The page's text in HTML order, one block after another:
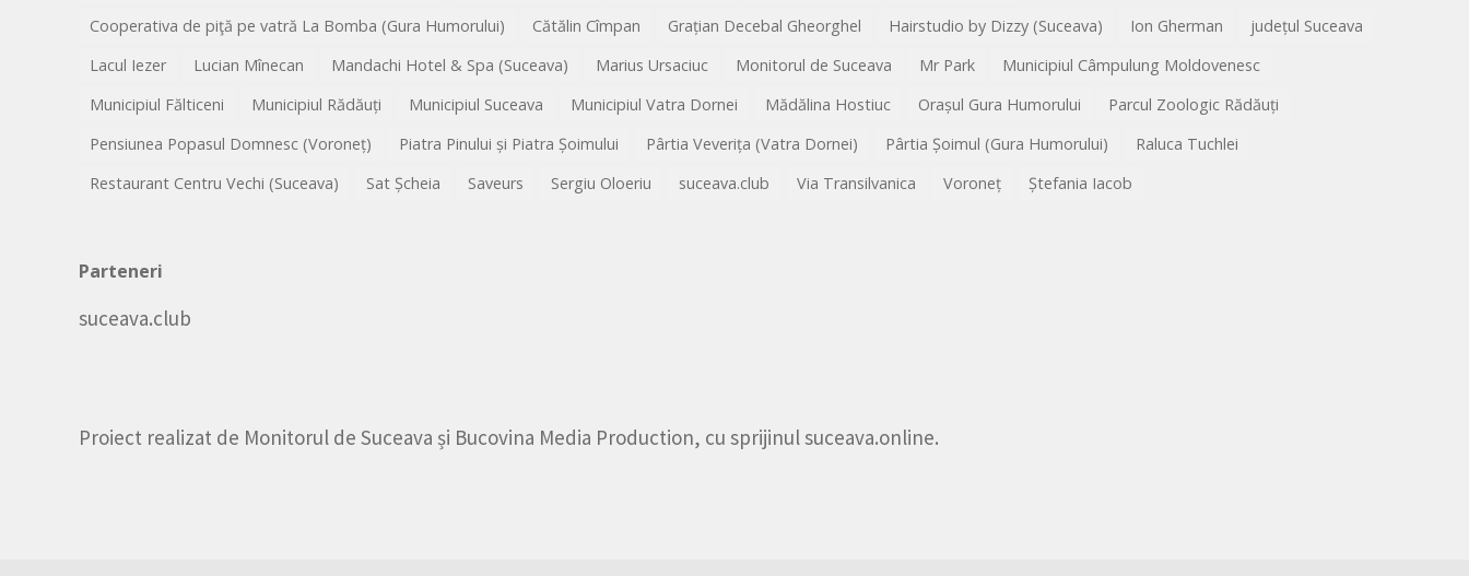
Cooperativa de piţă pe vatră La Bomba (Gura Humorului)
Cătălin Cîmpan Grațian Decebal Gheorghel Hairstudio by Dizzy (Suceava) Ion Gherman
județul Suceava
Lacul Iezer
Lucian Mînecan Mandachi Hotel & Spa (Suceava) Marius Ursaciuc Monitorul de Suceava Mr Park
Municipiul Câmpulung Moldovenesc
Municipiul Fălticeni
Municipiul Rădăuți Municipiul Suceava Municipiul Vatra Dornei Mădălina Hostiuc Orașul Gura Humorului
Parcul Zoologic Rădăuți
Pensiunea Popasul Domnesc (Voroneț)
Piatra Pinului și Piatra Șoimului Pârtia Veverița (Vatra Dornei) Pârtia Șoimul (Gura Humorului)
Raluca Tuchlei
Restaurant Centru Vechi (Suceava)
Sat Șcheia Saveurs Sergiu Oloeriu suceava.club Via Transilvanica Voroneț Ștefania Iacob
Parteneri
suceava.club
Proiect realizat de Monitorul de Suceava și Bucovina Media Production, cu sprijinulsuceava.online.